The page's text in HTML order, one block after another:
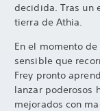
decidida. Tras un
tierra de Athia.
En el momento
sensible que
Frey pronto
lanzar poderosos
mejorados con